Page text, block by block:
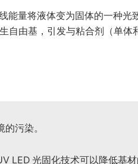
能量将液体变为固体的一种光
自由基，引发与粘合剂（单体
污染。
LED 光固化技术可以降低基